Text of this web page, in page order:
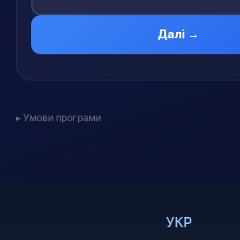
Далі →
Умови програми
УКР